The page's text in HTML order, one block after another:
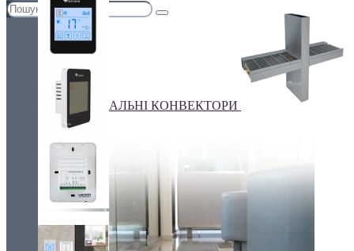
СПЕЦІАЛЬНІ КОНВЕКТОРИ